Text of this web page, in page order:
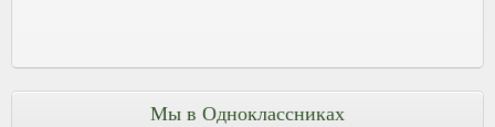
Мы в Одноклассниках